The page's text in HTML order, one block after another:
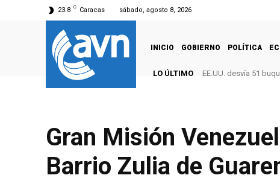
23.8 C Caracas sábado, agosto 8, 2026
INICIO GOBIERNO POLÍTICA
LO ÚLTIMO EE.UU. desvía 51
Gran Misión
Barrio Zulia de